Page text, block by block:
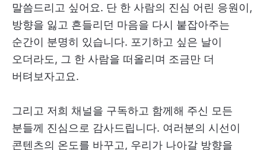
말씀드리고 싶어요. 단 한 사람의 진심 어린 응원이,
방향을 잃고 흔들리던 마음을 다시 붙잡아주는
순간이 분명히 있습니다. 포기하고 싶은 날이
오더라도, 그 한 사람을 떠올리며 조금만 더
버텨보자고요.
그리고 저희 채널을 구독하고 함께해 주신 모든
분들께 진심으로 감사드립니다. 여러분의 시선이
콘텐츠의 온도를 바꾸고, 우리가 나아갈 방향을